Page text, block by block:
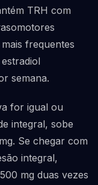
TRH com
frequentes
semana.
for igual ou
integral, sobe
Se chegar com
integral,
mg duas vezes